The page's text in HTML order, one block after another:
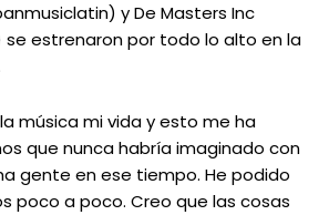
y De Masters Inc
estrenaron por todo lo alto en la
música mi vida y esto me ha
que nunca habría imaginado con
gente en ese tiempo. He podido
poco a poco. Creo que las cosas